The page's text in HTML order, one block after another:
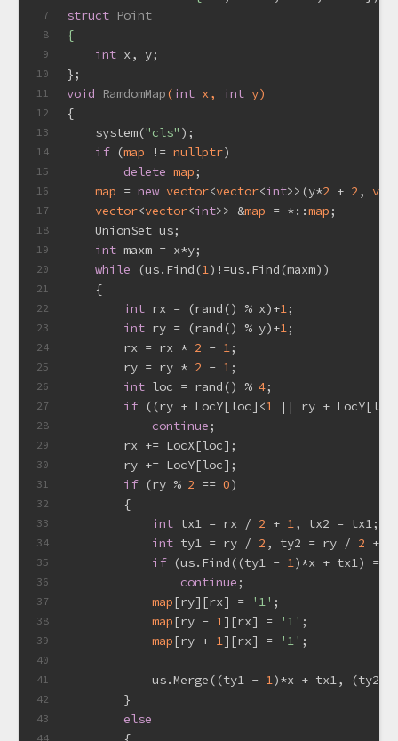
7
8
9
10
11
12
13
14
15
16
17
18
19
20
21
22
23
24
25
26
27
28
29
30
31
32
33
34
35
36
37
38
39
40
41
42
43
44
struct Point
{
int x, y;
};
void
RamdomMap(int x, int y)
{
    system(
"cls" );
if (map != nullptr)
delete map;
map = new vector<vector<int>>(y*2 + 2 ,
vector<vector<int>> &map = *::map;
    UnionSet us;
int maxm = x*y;
while (us.Find(1)!=us.Find(maxm))
    {
int rx = (rand() % x)+1;
int ry = (rand() % y)+1;
        rx = rx *
2 - 1;
        ry = ry *
2 - 1;
int loc = rand() % 4;
if ((ry + LocY[loc]<1 || ry +
continue;
        rx += LocX[loc];
        ry += LocY[loc];
if (ry % 2 == 0)
        {
int tx1 = rx / 2 + 1, tx2 = tx1;
int ty1 = ry / 2 , ty2 = ry / 2 +
if (us.Find((ty1 - 1)*x + tx1) ==
continue;
map[ry][rx] = '1' ;
map[ry - 1][rx] = '1' ;
map[ry + 1][rx] = '1' ;
            us.Merge((ty1 -
1)*x + tx1, (ty2
        }
else